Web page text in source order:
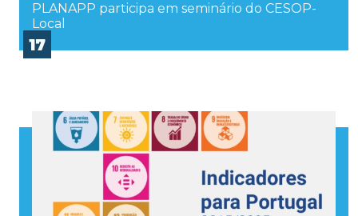
PLANAPP participa em seminário do CESOP-
Local
17